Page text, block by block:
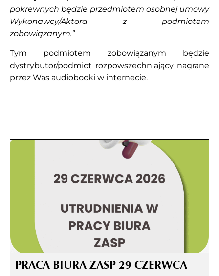
pokrewnych będzie przedmiotem osobnej umowy
Wykonawcy/Aktora z podmiotem
zobowiązanym.”
Tym podmiotem zobowiązanym będzie
dystrybutor/podmiot rozpowszechniający nagrane
przez Was audiobooki w internecie.
PRACA BIURA ZASP 29 CZERWCA